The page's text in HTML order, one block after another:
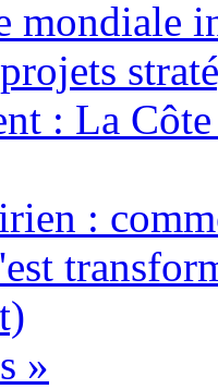
mondiale
: La
:
»